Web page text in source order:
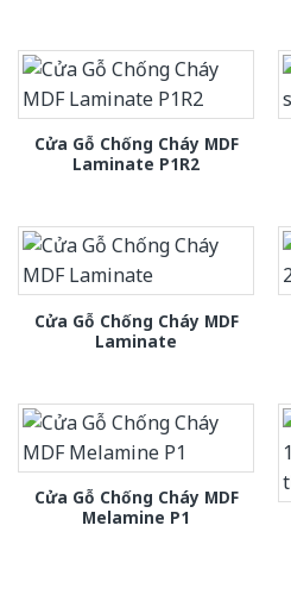
Cửa Gỗ Chống Cháy MDF
Laminate P1R2
Cửa Gỗ Chống Cháy MDF
Laminate
Cửa Gỗ Chống Cháy MDF
Melamine P1